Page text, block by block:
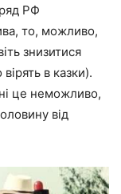
РФ
то, можливо,
знизитися
в казки).
це неможливо,
від